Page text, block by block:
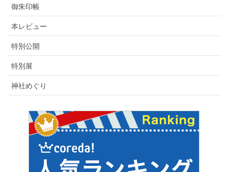
御朱印帳
本レビュー
特別公開
特別展
神社めぐり